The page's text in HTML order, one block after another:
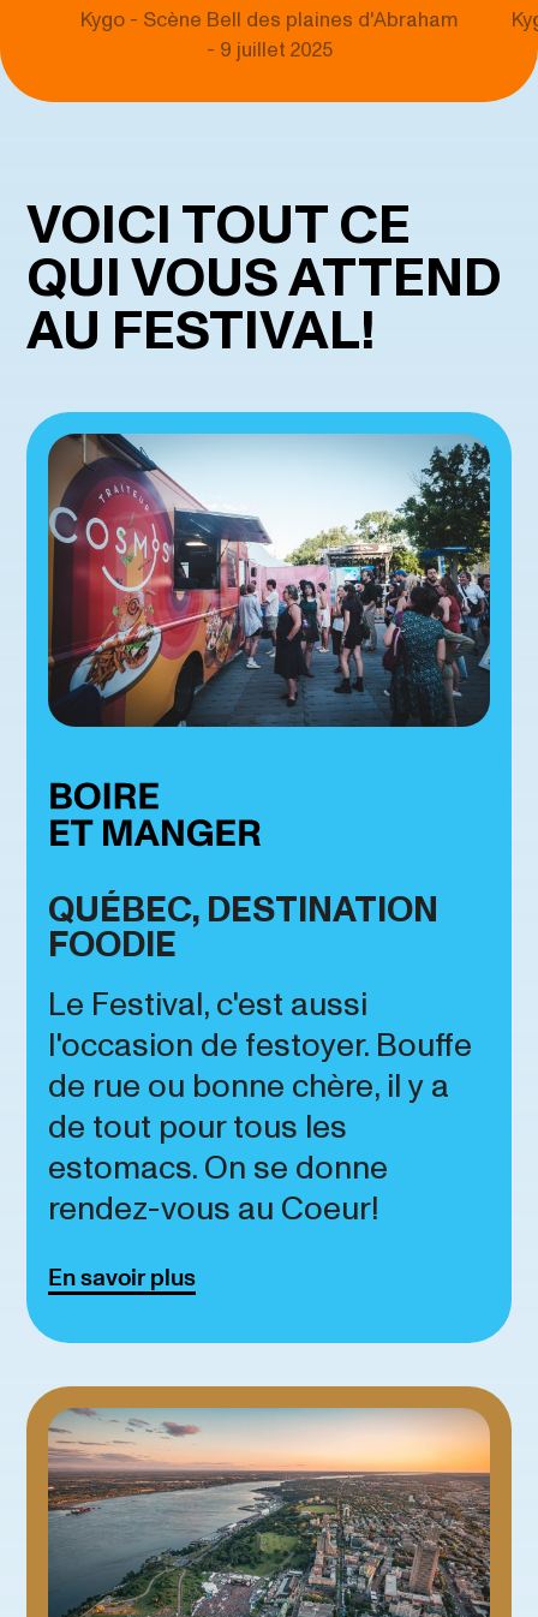
Kygo - Scène Bell des plaines d'Abraham
- 9 juillet 2025
VOICI TOUT CE
QUI VOUS ATTEND
AU FESTIVAL!
QUÉBEC, DESTINATION
FOODIE
Le Festival, c'est aussi
l'occasion de festoyer. Bouffe
de rue ou bonne chère, il y a
de tout pour tous les
estomacs. On se donne
rendez-vous au Coeur!
En savoir plus